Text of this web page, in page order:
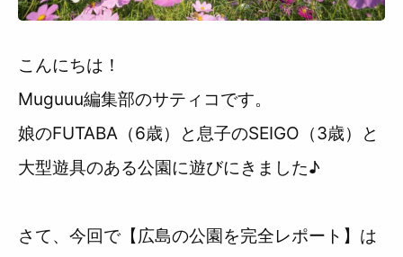
こんにちは！
Muguuu編集部のサティコです。
娘のFUTABA（6歳）と息子のSEIGO（3歳）と
大型遊具のある公園に遊びにきました♪
さて、今回で【広島の公園を完全レポート】は